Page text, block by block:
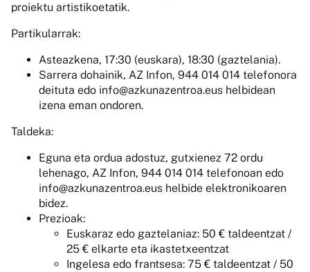
proiektu artistikoetatik.
Partikularrak:
Asteazkena, 17:30 (euskara), 18:30 (gaztelania).
Sarrera dohainik, AZ Infon, 944 014 014 telefonora
deituta edo info@azkunazentroa.eus helbidean
izena eman ondoren.
Taldeka:
Eguna eta ordua adostuz, gutxienez 72 ordu
lehenago, AZ Infon, 944 014 014 telefonoan edo
info@azkunazentroa.eus helbide elektronikoaren
bidez.
Prezioak:
Euskaraz edo gaztelaniaz: 50 € taldeentzat /
25 € elkarte eta ikastetxeentzat
Ingelesa edo frantsesa: 75 € taldeentzat / 50